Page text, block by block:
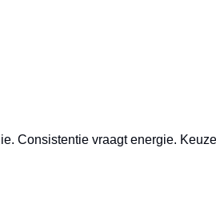
Consistentie vraagt energie.